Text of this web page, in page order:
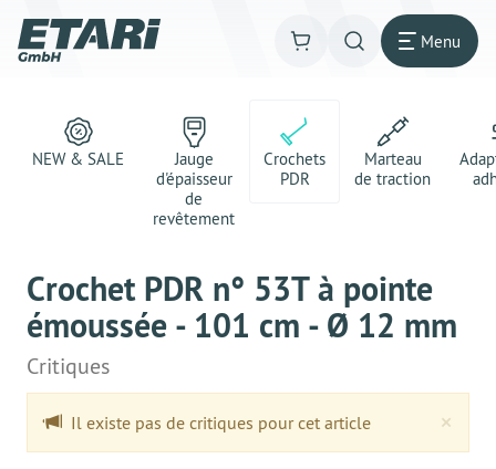
Menu
NEW & SALE
Jauge
d'épaisseur
de
revêtement
Crochets
PDR
Marteau
de traction
Crochet PDR n° 53T à pointe
émoussée - 101 cm - Ø 12 mm
Critiques
×
Il existe pas de critiques pour cet article